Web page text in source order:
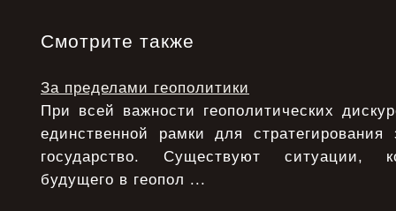
Смотрите также
За пределами геополитики
При всей важности геополитических
единственной рамки для
государство. Существуют ситуации,
будущего в геопол ...